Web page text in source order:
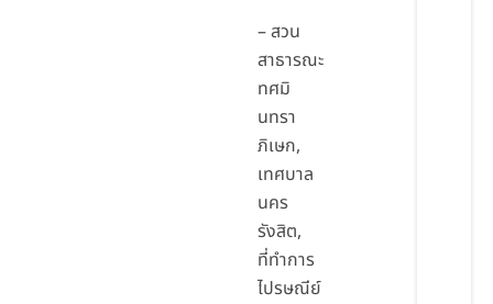
– สวน
สาธารณะ
ทศมิ
นทรา
ภิเษก,
เทศบาล
นคร
รังสิต,
ที่ทำการ
ไปรษณีย์